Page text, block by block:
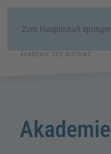
Zum Hauptinhalt springen